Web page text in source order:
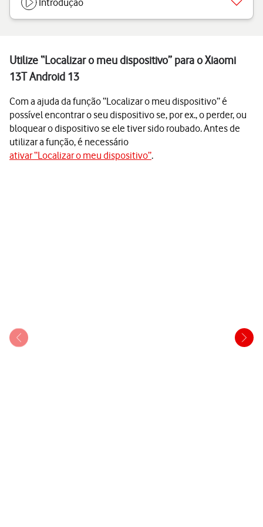
Introdução
Utilize “Localizar o meu dispositivo” para o Xiaomi
13T Android 13
Com a ajuda da função “Localizar o meu dispositivo” é
possível encontrar o seu dispositivo se, por ex., o perder, ou
bloquear o dispositivo se ele tiver sido roubado. Antes de
utilizar a função, é necessário
ativar “Localizar o meu dispositivo”.